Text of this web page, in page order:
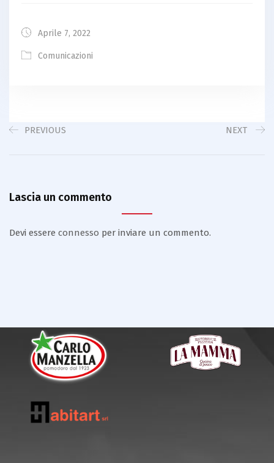
Aprile 7, 2022
Comunicazioni
PREVIOUS NEXT
Lascia un commento
Devi essere connesso per inviare un commento.